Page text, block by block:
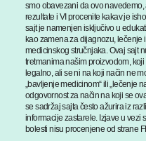
smo obavezani da ovo
rezultate i VI procenite kakav je
sajt je namenjen isključivo u
kao zamena za dijagnozu,
medicinskog stručnjaka. Ovaj sajt
tretmanima našim proizvodom,
legalno, ali se ni na koji način ne
„bavljenje medicinom“ ili „lečenje
odgovornost za način na koji se
se sadržaj sajta često ažurira iz
informacije zastarele. Izjave u vezi
bolesti nisu procenjene od strane